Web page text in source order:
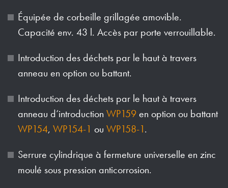
Équipée de corbeille grillagée amovible.
Capacité env. 43 l. Accès par porte verrouillable.
Introduction des déchets par le haut à travers
anneau en option ou battant.
Introduction des déchets par le haut à travers
anneau d‘introduction WP159 en option ou battant
WP154, WP154-1 ou WP158-1.
Serrure cylindrique à fermeture universelle en zinc
moulé sous pression anticorrosion.